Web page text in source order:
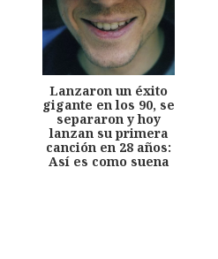
Lanzaron un éxito
gigante en los 90, se
separaron y hoy
lanzan su primera
canción en 28 años:
Así es como suena